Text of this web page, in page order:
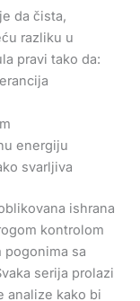
da čista,
razliku u
pravi tako da:
energiju
svarljiva
ishrana
kontrolom
sa
serija prolazi
analize kako bi